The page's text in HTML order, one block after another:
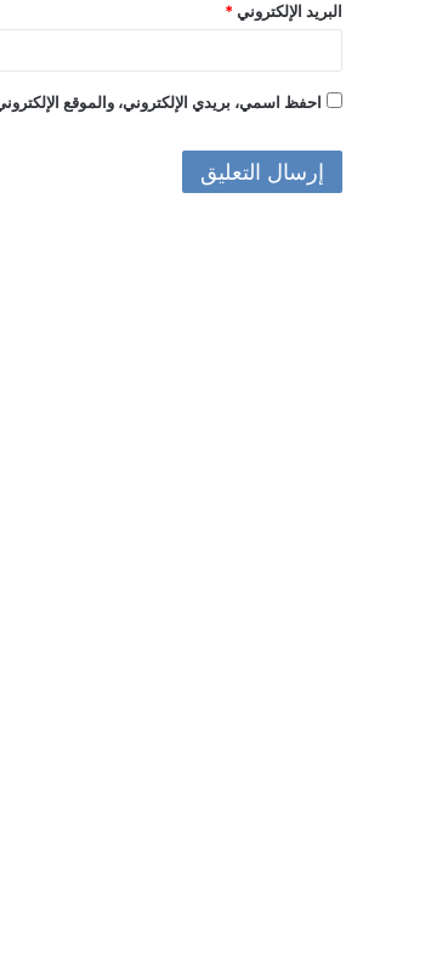
البريد الإلكتروني *
احفظ اسمي، بريدي الإلكتروني، والموقع